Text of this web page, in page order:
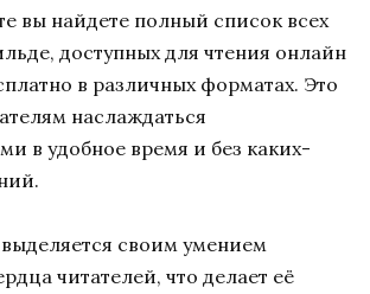
вы найдете полный список всех
доступных для чтения онлайн
в различных форматах. Это
наслаждаться
в удобное время и без каких-
своим умением
читателей, что делает её